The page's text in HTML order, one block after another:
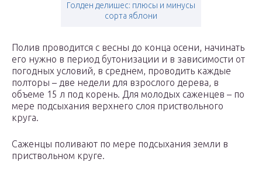
Голден делишес: плюсы и минусы
сорта яблони
Полив проводится с весны до конца осени, начинать
его нужно в период бутонизации и в зависимости от
погодных условий, в среднем, проводить каждые
полторы – две недели для взрослого дерева, в
объеме 15 л под корень. Для молодых саженцев – по
мере подсыхания верхнего слоя приствольного
круга.
Саженцы поливают по мере подсыхания земли в
приствольном круге.